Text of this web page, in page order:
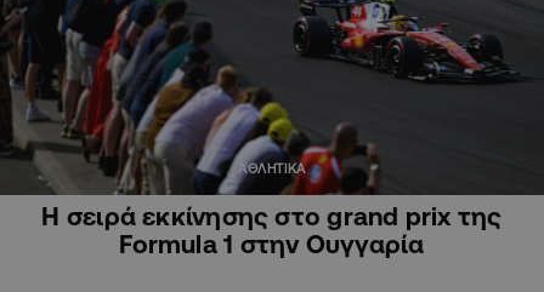
ΑΘΛΗΤΙΚΑ
Η σειρά εκκίνησης στο grand prix της
Formula 1 στην Ουγγαρία